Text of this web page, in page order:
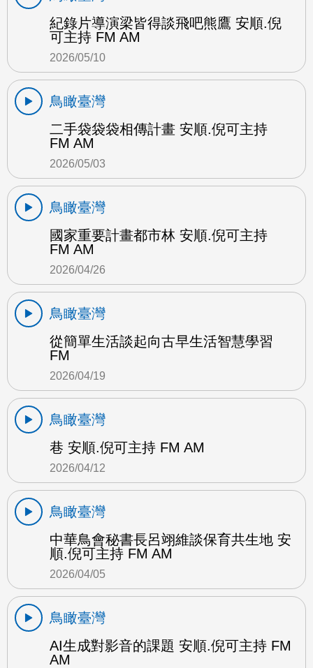
紀錄片導演梁皆得談飛吧熊鷹 安順.倪
可主持 FM AM
2026/05/10
鳥瞰臺灣
二手袋袋袋相傳計畫 安順.倪可主持
FM AM
2026/05/03
鳥瞰臺灣
國家重要計畫都市林 安順.倪可主持
FM AM
2026/04/26
鳥瞰臺灣
從簡單生活談起向古早生活智慧學習
FM
2026/04/19
鳥瞰臺灣
巷 安順.倪可主持 FM AM
2026/04/12
鳥瞰臺灣
中華鳥會秘書長呂翊維談保育共生地 安
順.倪可主持 FM AM
2026/04/05
鳥瞰臺灣
AI生成對影音的課題 安順.倪可主持 FM
AM